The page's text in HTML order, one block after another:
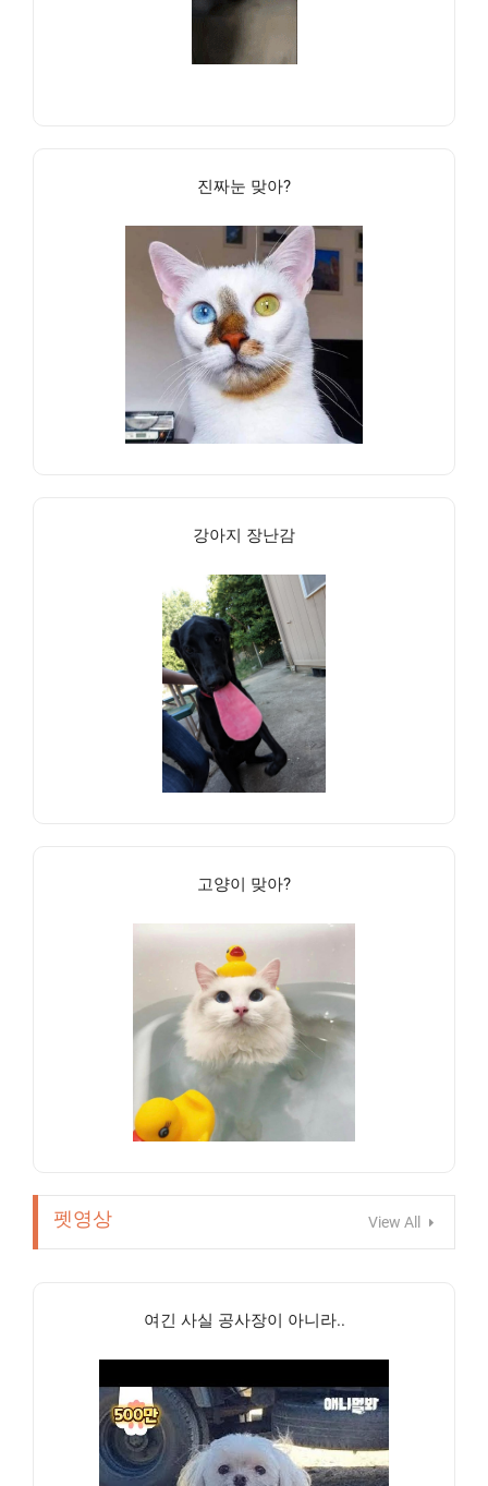
진짜눈 맞아?
강아지 장난감
고양이 맞아?
펫영상 View All
여긴 사실 공사장이 아니라..